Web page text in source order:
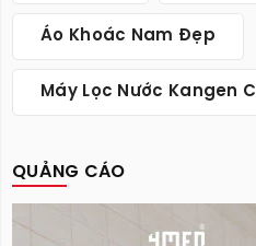
Áo Khoác Nam Đẹp
Máy Lọc Nước Kangen
QUẢNG CÁO